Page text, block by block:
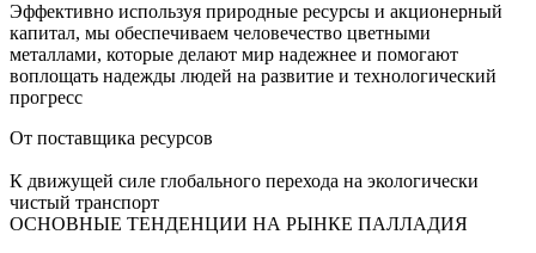
Эффективно используя природные ресурсы и акционерный
капитал, мы обеспечиваем человечество цветными
металлами, которые делают мир надежнее и помогают
воплощать надежды людей на развитие и технологический
прогресс
От поставщика ресурсов
К движущей силе глобального перехода на экологически
чистый транспорт
ОСНОВНЫЕ ТЕНДЕНЦИИ НА РЫНКЕ ПАЛЛАДИЯ